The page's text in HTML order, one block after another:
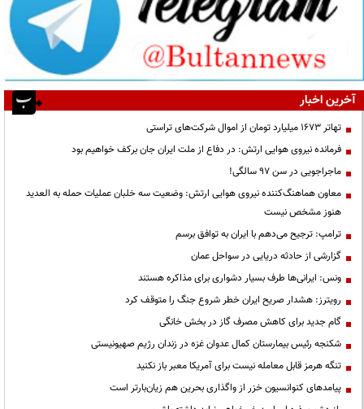
آخرین اخبار
تهاتر ۱۶۷۳ میلیارد تومان از اموال شرکت‌های تراستی
فرمانده نیروی هوایی ارتش: در دفاع از ملت ایران جان برکف خواهیم بود
ماجراجویی در سن ۹۷ سالگی!
معاون هماهنگ‌کننده نیروی هوایی ارتش: وضعیت سه خلبان عملیات حمله به العدید
هنوز مشخص نیست
ترامپ: ترجیح می‌دهم با ایران به توافق برسم
گزارشی از حادثه دریایی در سواحل عمان
ونس: ایرانی‌ها طرف بسیار دشواری برای مذاکره هستند
رویترز: هشدار صریح ایران خطر شروع جنگ را متوقف کرد
گام جدید برای کاهش مصرف گاز در بخش خانگی
شکنجه رئیس بیمارستان کمال عدوان غزه در زندان رژیم صهیونیستی
تنگه هرمز قابل معامله نیست برای آمریکا معبر باز نکنید
پیامدهای کنوانسیون خزر از واگذاری بحرین هم زیان‌بارتر است